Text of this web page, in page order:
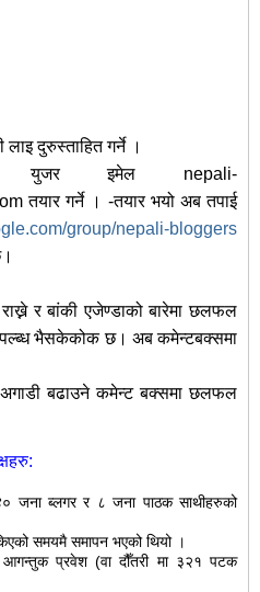
दुरुस्ताहित गर्ने ।
युजर इमेल nepali-
तयार गर्ने । -तयार भयो अब तपाई
group/nepali-bloggers
र बांकी एजेण्डाको बारेमा छलफल
भैसकेकोक छ। अब कमेन्टबक्समा
बढाउने कमेन्ट बक्समा छलफल
जना ब्लगर र ८ जना पाठक साथीहरुको
समयमै समापन भएको थियो ।
आगन्तुक प्रवेश (वा दौँतरी मा ३२१ पटक